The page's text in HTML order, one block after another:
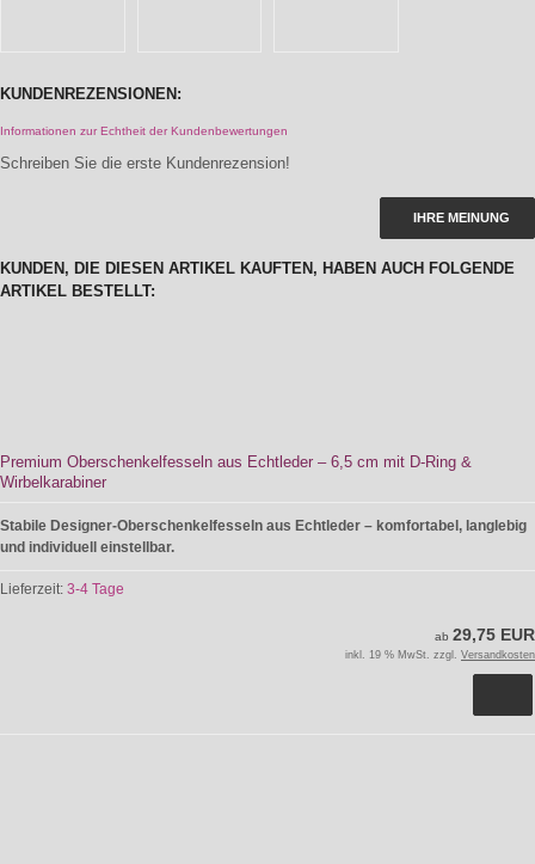
KUNDENREZENSIONEN:
Informationen zur Echtheit der Kundenbewertungen
Schreiben Sie die erste Kundenrezension!
IHRE MEINUNG
KUNDEN, DIE DIESEN ARTIKEL KAUFTEN, HABEN AUCH FOLGENDE
ARTIKEL BESTELLT:
Premium Oberschenkelfesseln aus Echtleder – 6,5 cm mit D-Ring &
Wirbelkarabiner
Stabile Designer-Oberschenkelfesseln aus Echtleder – komfortabel, langlebig
und individuell einstellbar.
Lieferzeit: 3-4 Tage
ab 29,75 EUR
inkl. 19 % MwSt. zzgl. Versandkosten